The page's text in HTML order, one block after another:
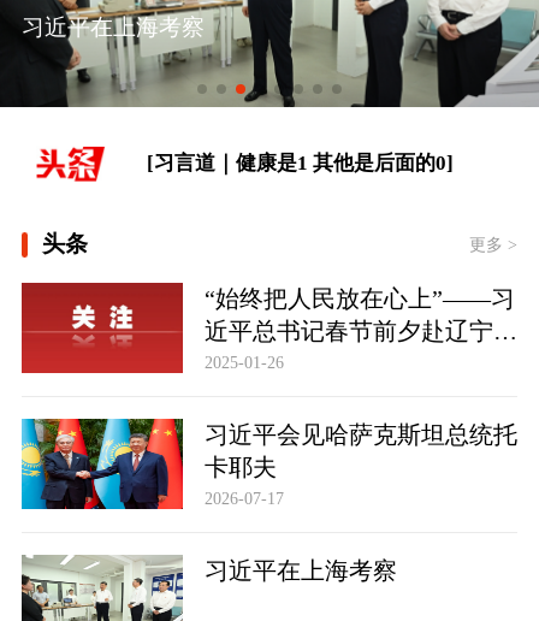
习近平在上海考察
一见·三个关键词，读懂中国经济“半年
答卷”
[构建更高水平的全民健身公共服务体
系]
[习言道｜健康是1 其他是后面的0]
全身的工作”——突出重点推进健康中
一见·三个关键词，读懂中国经济“半年
头条 更多 >
“始终把人民放在心上”——习
近平总书记春节前夕赴辽宁看
望慰问基层干部群众纪实
2025-01-26
习近平会见哈萨克斯坦总统托
卡耶夫
2026-07-17
习近平在上海考察